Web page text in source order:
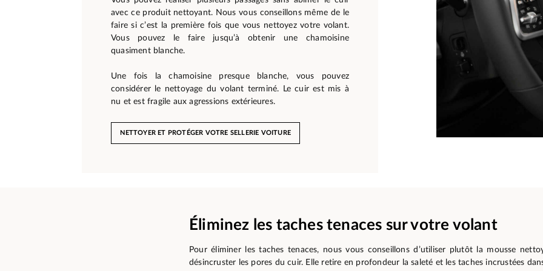
avec ce produit nettoyant. Nous vous conseillons même de le
faire si c’est la première fois que vous nettoyez votre volant.
Vous pouvez le faire jusqu’à obtenir une chamoisine
quasiment blanche.
Une fois la chamoisine presque blanche, vous pouvez
considérer le nettoyage du volant terminé. Le cuir est mis à
nu et est fragile aux agressions extérieures.
NETTOYER ET PROTÉGER VOTRE SELLERIE VOITURE
Éliminez les taches tenaces sur votre volant
Pour éliminer les taches tenaces, nous vous conseillons d’utiliser plutôt la mousse
désincruster les pores du cuir. Elle retire en profondeur la saleté et les taches incrustées